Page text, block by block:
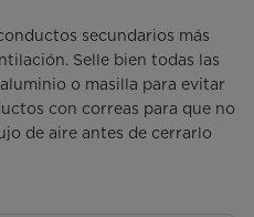
secundarios más
Selle bien todas las
o masilla para evitar
con correas para que no
de aire antes de cerrarlo